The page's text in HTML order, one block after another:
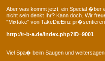
Aber was kommt jetzt, ein Special �ber
nicht sein denkt Ihr? Kann doch. Wir
"Mixtake" von TakeDieEinz
http://r-b-a.de/index.php?ID=9001
Viel Spa� beim Saugen und weitersagen.